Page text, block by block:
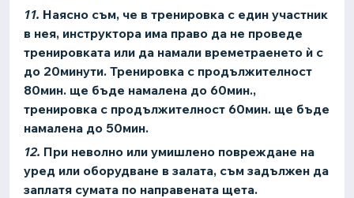
11. Наясно съм, че в тренировка с един участник
в нея, инструктора има право да не проведе
тренировката или да намали времетраенето ѝ с
до 20минути. Тренировка с продължителност
80мин. ще бъде намалена до 60мин.,
тренировка с продължителност 60мин. ще бъде
намалена до 50мин.
12. При неволно или умишлено повреждане на
уред или оборудване в залата, съм задължен да
заплатя сумата по направената щета.